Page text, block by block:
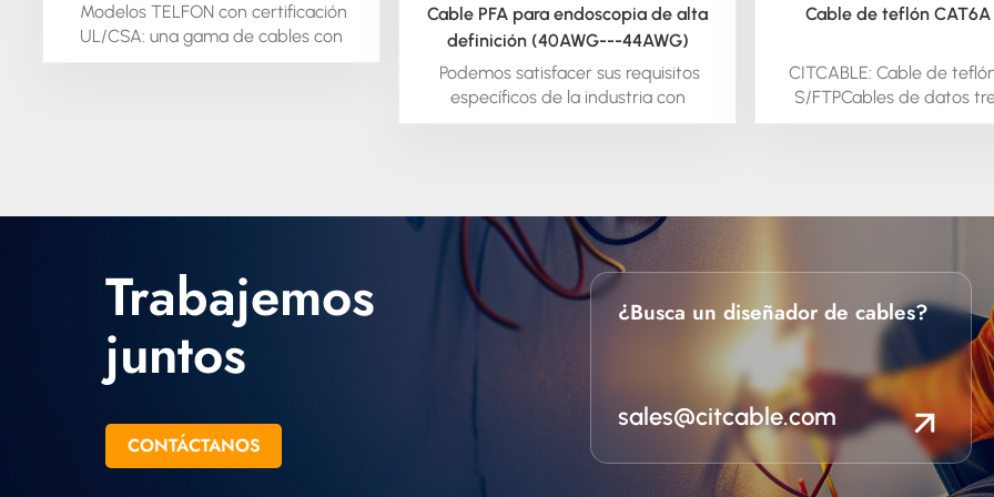
Modelos TELFON con certificación
UL/CSA: una gama de cables con
aislamiento de teflón diseñados,
Cable PFA para endoscopia de alta
definición (40AWG---44AWG)
Podemos satisfacer sus requisitos
específicos de la industria con
prontitud, ya que contamos con
puntual del producto, cumpliendo con
todas las expectativas de calidad.
Cable de teflón CAT6A
CITCABLE: Cable de
S/FTPCables de datos
CAT6A S/FTP
específicos de la
prontitud, ya que
equipos avanzados
fabricación de
alambres.Garantizamos
puntual del producto,
todas las expectativas de
Trabajemos
juntos
CONTÁCTANOS
¿Busca un diseñador de cables?
sales@citcable.com